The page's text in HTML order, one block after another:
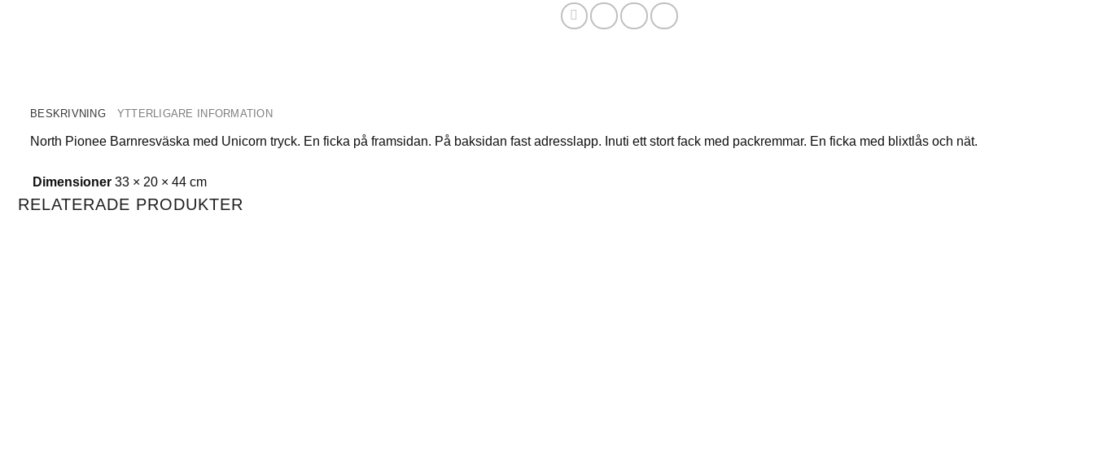
BESKRIVNING YTTERLIGARE INFORMATION
North Pionee Barnresväska med Unicorn tryck. En ficka på framsidan. På baksidan fast adresslapp. Inuti ett stort fack med packremmar. En ficka med blixtlås och nät.
Dimensioner 33 × 20 × 44 cm
RELATERADE PRODUKTER